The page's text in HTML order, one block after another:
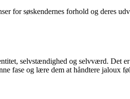
for søskendernes forhold og deres
selvstændighed og selvværd. Det
fase og lære dem at håndtere jaloux